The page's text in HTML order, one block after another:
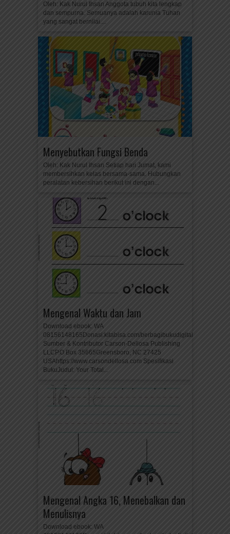
Oleh: Kak Nurul Ihsan Anggota tubuh kita lengkap
dan sempurna. Semuanya adalah karunia Tuhan
yang sangat bernilai....
Menyebutkan Fungsi Benda
Oleh: Kak Nurul Ihsan Setiap hari Jumat, kami
membersihkan kelas bersama-sama. Hubungkan
peralatan kebersihan berikut ini dengan...
Mengenal Waktu dan Jam
Download ebook: WA
08156148165Donasi:kitabisa.com/berbagibukudigital
Sumber & Kontributor Carson-Dellosa Publishing
LLCP.O Box 35665Greensboro, NC 27425
USAhttps://www.carsondellosa.com Spesifikasi
BukuJudul: Your Total...
Mengenal Angka 16, Menebalkan dan
Menulisnya
Download ebook: WA